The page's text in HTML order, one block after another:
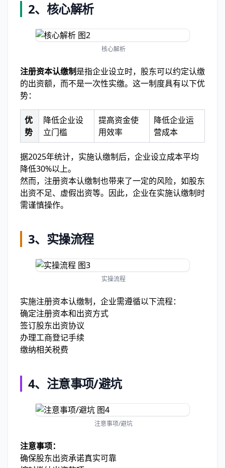
2、核心解析
核心解析
注册资本认缴制是指企业设立时，股东可以约定认缴
的出资额，而不是一次性实缴。这一制度具有以下优
势：
优
势
降低企业设
立门槛
提高资金使
用效率
降低企业运
营成本
据2025年统计，实施认缴制后，企业设立成本平均
降低30%以上。
然而，注册资本认缴制也带来了一定的风险，如股东
出资不足、虚假出资等。因此，企业在实施认缴制时
需谨慎操作。
3、实操流程
实操流程
实施注册资本认缴制，企业需遵循以下流程：
确定注册资本和出资方式
签订股东出资协议
办理工商登记手续
缴纳相关税费
4、注意事项/避坑
注意事项/避坑
注意事项：
确保股东出资承诺真实可靠